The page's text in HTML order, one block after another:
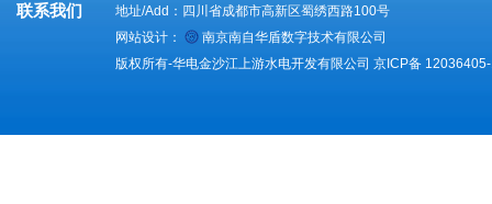
联系我们
地址/Add：四川省成都市高新区蜀绣西路100号
网站设计：
南京南自华盾数字技术有限公司
版权所有-华电金沙江上游水电开发有限公司 京ICP备